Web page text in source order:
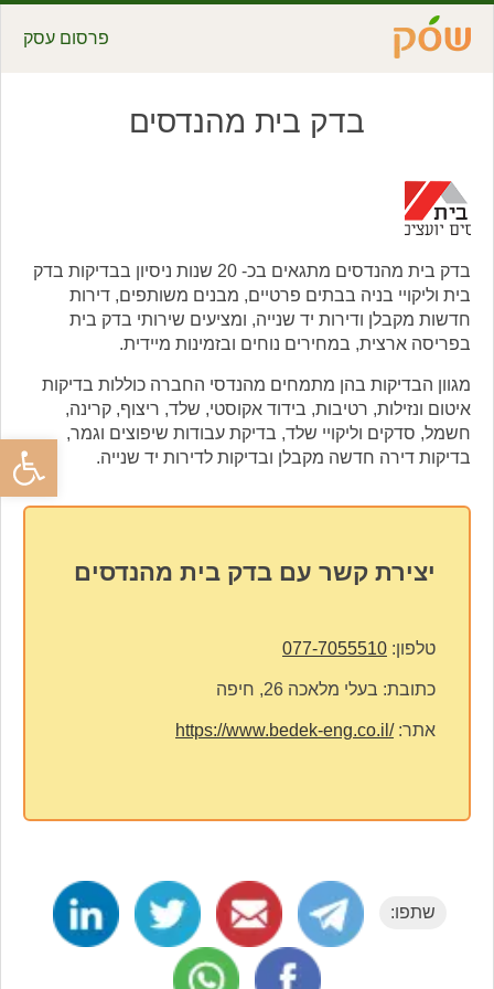
פתח
פרסום עסק
בדק בית מהנדסים
בדק בית מהנדסים מתגאים בכ- 20 שנות ניסיון בבדיקות בדק
בית וליקויי בניה בבתים פרטיים, מבנים משותפים, דירות
חדשות מקבלן ודירות יד שנייה, ומציעים שירותי בדק בית
בפריסה ארצית, במחירים נוחים ובזמינות מיידית.
מגוון הבדיקות בהן מתמחים מהנדסי החברה כוללות בדיקות
איטום ונזילות, רטיבות, בידוד אקוסטי, שלד, ריצוף, קרינה,
חשמל, סדקים וליקויי שלד, בדיקת עבודות שיפוצים וגמר,
בדיקות דירה חדשה מקבלן ובדיקות לדירות יד שנייה.
יצירת קשר עם בדק בית מהנדסים
טלפון: 077-7055510
כתובת: בעלי מלאכה 26, חיפה
אתר:https://www.bedek-eng.co.il/
שתפו: